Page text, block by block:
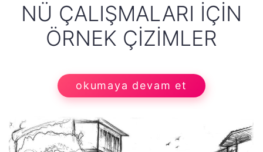
NÜ ÇALIŞMALARI İÇIN
ÖRNEK ÇIZIMLER
okumaya devam et